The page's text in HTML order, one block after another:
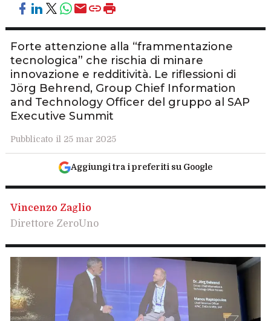
Forte attenzione alla “frammentazione
tecnologica” che rischia di minare
innovazione e redditività. Le riflessioni di
Jörg Behrend, Group Chief Information
and Technology Officer del gruppo al SAP
Executive Summit
Pubblicato il 25 mar 2025
Aggiungi tra i preferiti su Google
Vincenzo Zaglio
Direttore ZeroUno